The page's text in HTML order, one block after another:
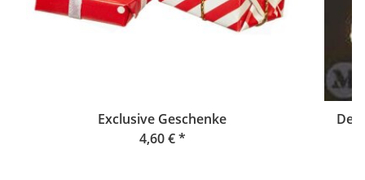
Exclusive Geschenke
4,60 €*